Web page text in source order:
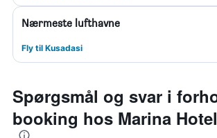
Nærmeste lufthavne
Fly til Kusadasi
Spørgsmål og svar i
booking hos Marina